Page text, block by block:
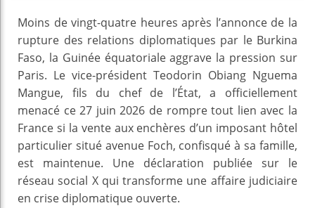
Moins de vingt-quatre heures après l’annonce de la
rupture des relations diplomatiques par le Burkina
Faso, la Guinée équatoriale aggrave la pression sur
Paris. Le vice-président Teodorin Obiang Nguema
Mangue, fils du chef de l’État, a officiellement
menacé ce 27 juin 2026 de rompre tout lien avec la
France si la vente aux enchères d’un imposant hôtel
particulier situé avenue Foch, confisqué à sa famille,
est maintenue. Une déclaration publiée sur le
réseau social X qui transforme une affaire judiciaire
en crise diplomatique ouverte.